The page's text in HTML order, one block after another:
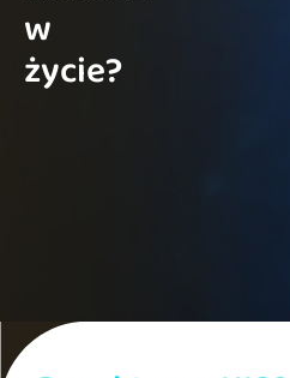
w
życie?